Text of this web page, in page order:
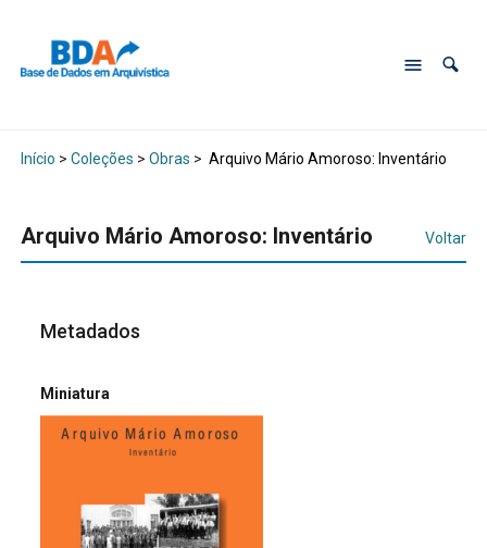
Início > Coleções > Obras > Arquivo Mário Amoroso: Inventário
Arquivo Mário Amoroso: Inventário Voltar
Metadados
Miniatura